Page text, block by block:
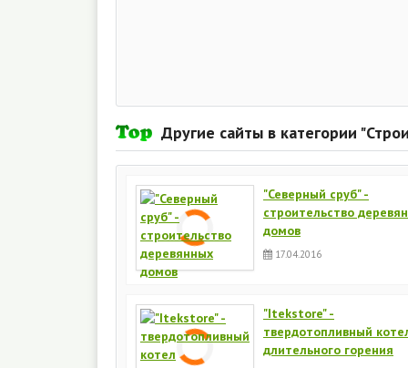
Другие сайты в категории
"Северный сруб" -
строительство
домов
17.04.2016
"Itekstore" -
твердотопливный
длительного горения